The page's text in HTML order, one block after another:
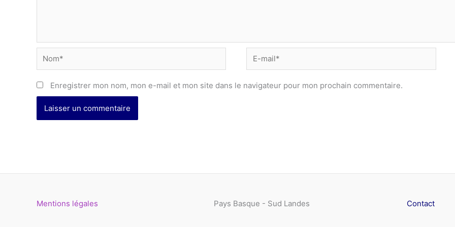
Nom*
E-
mail*
Enregistrer mon nom, mon e-mail et mon site dans le navigateur pour mon prochain commentaire.
Mentions légales Pays Basque - Sud Landes Contact